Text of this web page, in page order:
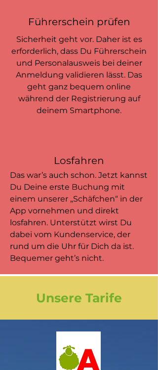
Führerschein prüfen
Sicherheit geht vor. Daher ist es
erforderlich, dass Du Führerschein
und Personalausweis bei deiner
Anmeldung validieren lässt. Das
geht ganz bequem online
während der Registrierung auf
deinem Smartphone.
Losfahren
Das war’s auch schon. Jetzt kannst
Du Deine erste Buchung mit
einem unserer „Schäfchen“ in der
App vornehmen und direkt
losfahren. Unterstützt wirst Du
dabei vom Kundenservice, der
rund um die Uhr für Dich da ist.
Bequemer geht’s nicht.
Unsere Tarife